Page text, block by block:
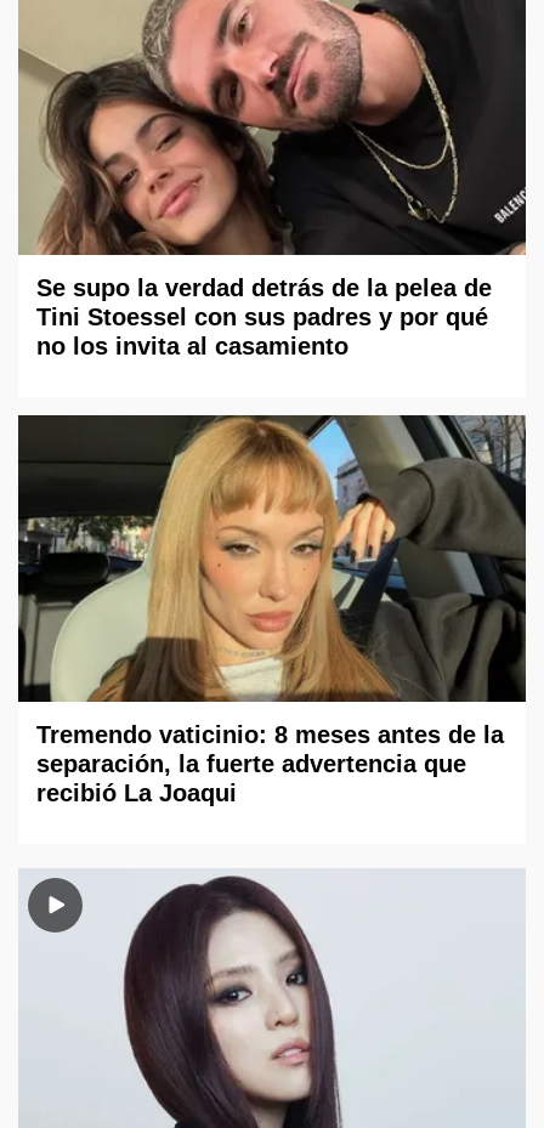
Se supo la verdad detrás de la pelea de
Tini Stoessel con sus padres y por qué
no los invita al casamiento
Tremendo vaticinio: 8 meses antes de la
separación, la fuerte advertencia que
recibió La Joaqui